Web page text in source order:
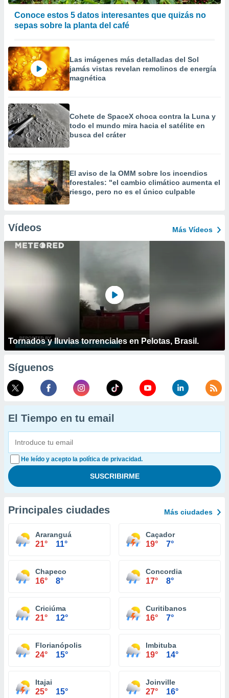
Conoce estos 5 datos interesantes que quizás no
sepas sobre la planta del café
Las imágenes más detalladas del Sol
jamás vistas revelan remolinos de energía
magnética
Cohete de SpaceX choca contra la Luna y
todo el mundo mira hacia el satélite en
busca del cráter
El aviso de la OMM sobre los incendios
forestales: "el cambio climático aumenta el
riesgo, pero no es el único culpable
Vídeos Más Vídeos
Tornados y lluvias torrenciales en Pelotas, Brasil.
Síguenos
El Tiempo en tu email
He leído y acepto la política de privacidad.
Principales ciudades Más ciudades
Araranguá
21° 11°
Caçador
19° 7°
Chapeco
16° 8°
Concordia
17° 8°
Criciúma
21° 12°
Curitibanos
16° 7°
Florianópolis
24° 15°
Imbituba
19° 14°
Itajai
25° 15°
Joinville
27° 16°